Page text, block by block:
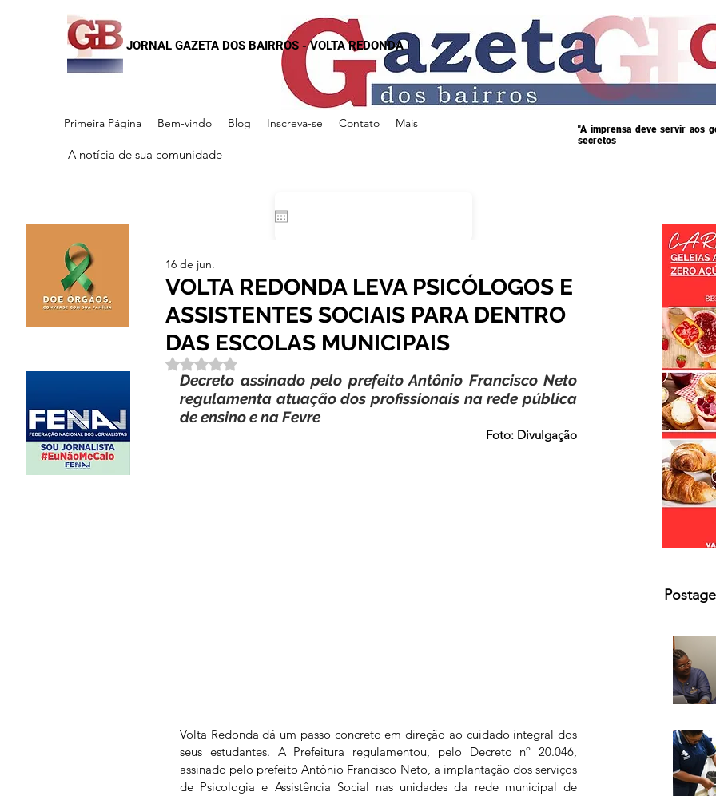
JORNAL GAZETA DOS BAIRROS - VOLTA REDONDA
Primeira Página Bem-vindo Blog Inscreva-se Contato Mais
A notícia de sua comunidade
"A imprensa deve servir aos
secretos
VOLTA REDONDA LEVA PSICÓLOGOS E
ASSISTENTES SOCIAIS PARA DENTRO
DAS ESCOLAS MUNICIPAIS
16 de jun.
Avaliado com NaN de 5 estrelas.
Decreto assinado pelo prefeito Antônio Francisco Neto
regulamenta atuação dos profissionais na rede pública
de ensino e na Fevre
Foto: Divulgação
Volta Redonda dá um passo concreto em direção ao cuidado integral dos
seus estudantes. A Prefeitura regulamentou, pelo Decreto nº 20.046,
assinado pelo prefeito Antônio Francisco Neto, a implantação dos serviços
de Psicologia e Assistência Social nas unidades da rede municipal de